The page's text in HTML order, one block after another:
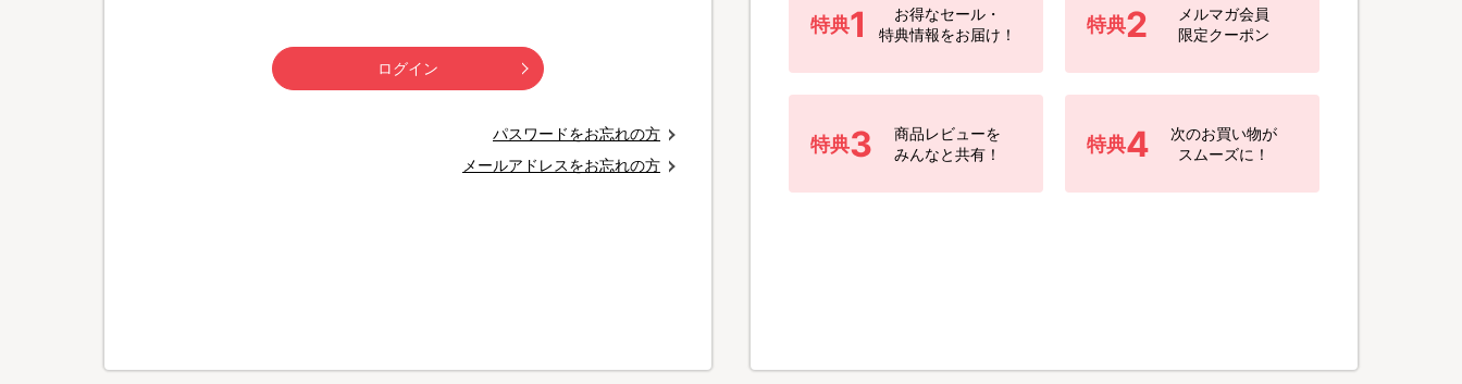
ログイン
パスワードをお忘れの方
メールアドレスをお忘れの方
特典1
お得なセール・
特典情報をお届け！
特典2
メルマガ会員
限定クーポン
特典3
商品レビューを
みんなと共有！
特典4
次のお買い物が
スムーズに！